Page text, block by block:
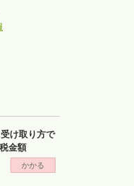
け取り方で
金額
かかる